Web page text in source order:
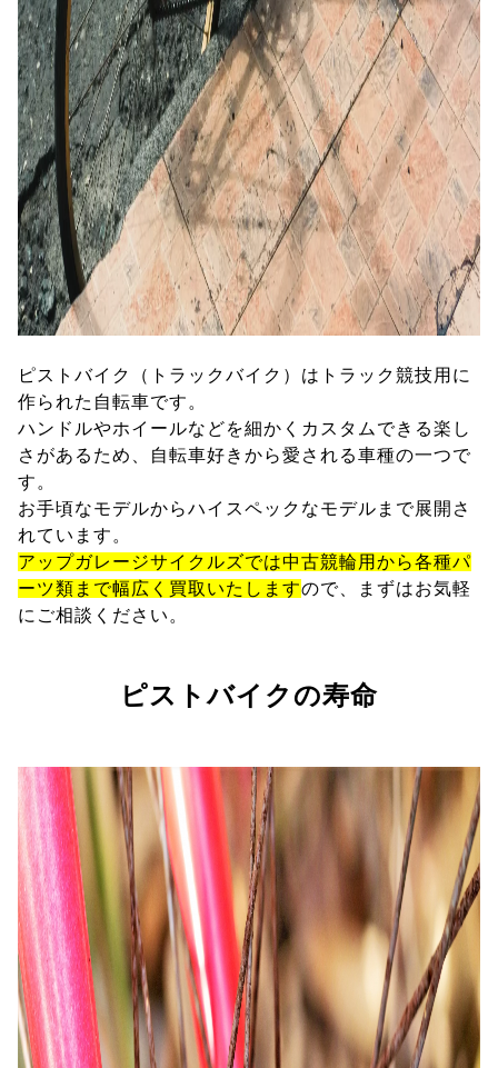
ピストバイク（トラックバイク）はトラック競技用に
作られた自転車です。
ハンドルやホイールなどを細かくカスタムできる楽し
さがあるため、自転車好きから愛される車種の一つで
す。
お手頃なモデルからハイスペックなモデルまで展開さ
れています。
アップガレージサイクルズでは中古競輪用から各種パ
ーツ類まで幅広く買取いたしますので、まずはお気軽
にご相談ください。
ピストバイクの寿命